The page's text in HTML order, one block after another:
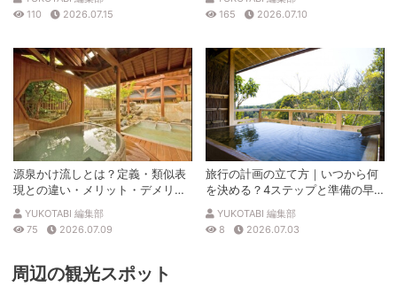
110
2026.07.15
165
2026.07.10
源泉かけ流しとは？定義・類似表
現との違い・メリット・デメリッ
トを解説
YUKOTABI 編集部
75
2026.07.09
旅行の計画の立て方｜いつから何
を決める？4ステップと準備の早
見表
YUKOTABI 編集部
8
2026.07.03
周辺の観光スポット